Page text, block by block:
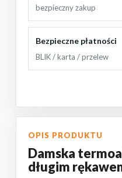
bezpieczny zakup
Bezpieczne płatności
BLIK / karta / przelew
OPIS PRODUKTU
Damska
długim